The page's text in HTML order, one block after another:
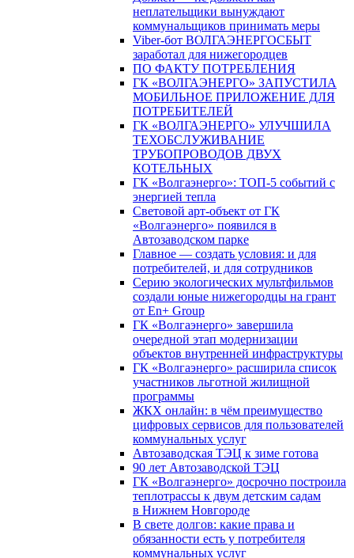
неплательщики вынуждают
коммунальщиков принимать меры
Viber-бот ВОЛГАЭНЕРГОСБЫТ
заработал для нижегородцев
ПО ФАКТУ ПОТРЕБЛЕНИЯ
ГК «ВОЛГАЭНЕРГО» ЗАПУСТИЛА
МОБИЛЬНОЕ ПРИЛОЖЕНИЕ ДЛЯ
ПОТРЕБИТЕЛЕЙ
ГК «ВОЛГАЭНЕРГО» УЛУЧШИЛА
ТЕХОБСЛУЖИВАНИЕ
ТРУБОПРОВОДОВ ДВУХ
КОТЕЛЬНЫХ
ГК «Волгаэнерго»: ТОП-5 событий с
энергией тепла
Световой арт-объект от ГК
«Волгаэнерго» появился в
Автозаводском парке
Главное — создать условия: и для
потребителей, и для сотрудников
Серию экологических мультфильмов
создали юные нижегородцы на грант
от En+ Group
ГК «Волгаэнерго» завершила
очередной этап модернизации
объектов внутренней инфраструктуры
ГК «Волгаэнерго» расширила список
участников льготной жилищной
программы
ЖКХ онлайн: в чём преимущество
цифровых сервисов для пользователей
коммунальных услуг
Автозаводская ТЭЦ к зиме готова
90 лет Автозаводской ТЭЦ
ГК «Волгаэнерго» досрочно построила
теплотрассы к двум детским садам
в Нижнем Новгороде
В свете долгов: какие права и
обязанности есть у потребителя
коммунальных услуг